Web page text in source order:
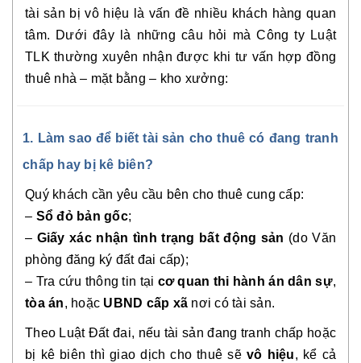
tài sản bị vô hiệu là vấn đề nhiều khách hàng quan
tâm. Dưới đây là những câu hỏi mà Công ty Luật
TLK thường xuyên nhận được khi tư vấn hợp đồng
thuê nhà – mặt bằng – kho xưởng:
1. Làm sao để biết tài sản cho thuê có đang tranh
chấp hay bị kê biên?
Quý khách cần yêu cầu bên cho thuê cung cấp:
– Sổ đỏ bản gốc;
– Giấy xác nhận tình trạng bất động sản (do Văn
phòng đăng ký đất đai cấp);
– Tra cứu thông tin tại cơ quan thi hành án dân sự,
tòa án, hoặc UBND cấp xã nơi có tài sản.
Theo Luật Đất đai, nếu tài sản đang tranh chấp hoặc
bị kê biên thì giao dịch cho thuê sẽ vô hiệu, kể cả